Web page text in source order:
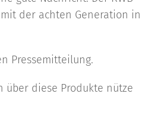
der achten Generation in
Pressemitteilung.
über diese Produkte nütze